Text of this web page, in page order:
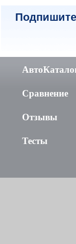
Сравнение
Отзывы
Тесты